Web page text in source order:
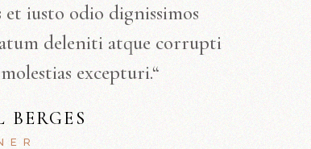
et iusto odio dignissimos
deleniti atque corrupti
excepturi.“
BERGES